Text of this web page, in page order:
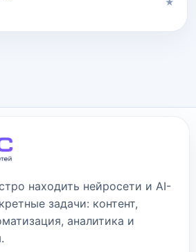
★
находить нейросети и AI-
задачи: контент,
аналитика и